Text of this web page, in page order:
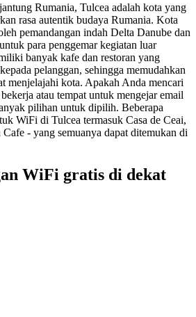
Rumania, Tulcea adalah kota yang
rasa autentik budaya Rumania. Kota
pemandangan indah Delta Danube dan
para penggemar kegiatan luar
banyak kafe dan restoran yang
pelanggan, sehingga memudahkan
menjelajahi kota. Apakah Anda mencari
atau tempat untuk mengejar email
pilihan untuk dipilih. Beberapa
WiFi di Tulcea termasuk Casa de Ceai,
- yang semuanya dapat ditemukan di
WiFi gratis di dekat